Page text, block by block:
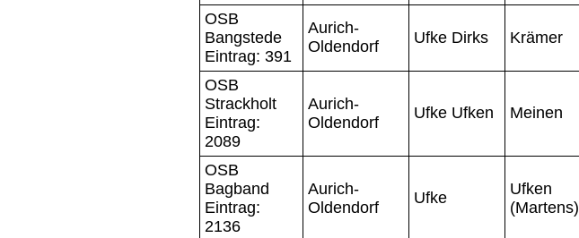
OSB
Bangstede
Eintrag: 391
Aurich-
Oldendorf
Ufke Dirks Krämer
OSB
Strackholt
Eintrag:
2089
Aurich-
Oldendorf
Ufke Ufken Meinen
OSB
Bagband
Eintrag:
2136
Aurich-
Oldendorf
Ufke
Ufken
(Martens)